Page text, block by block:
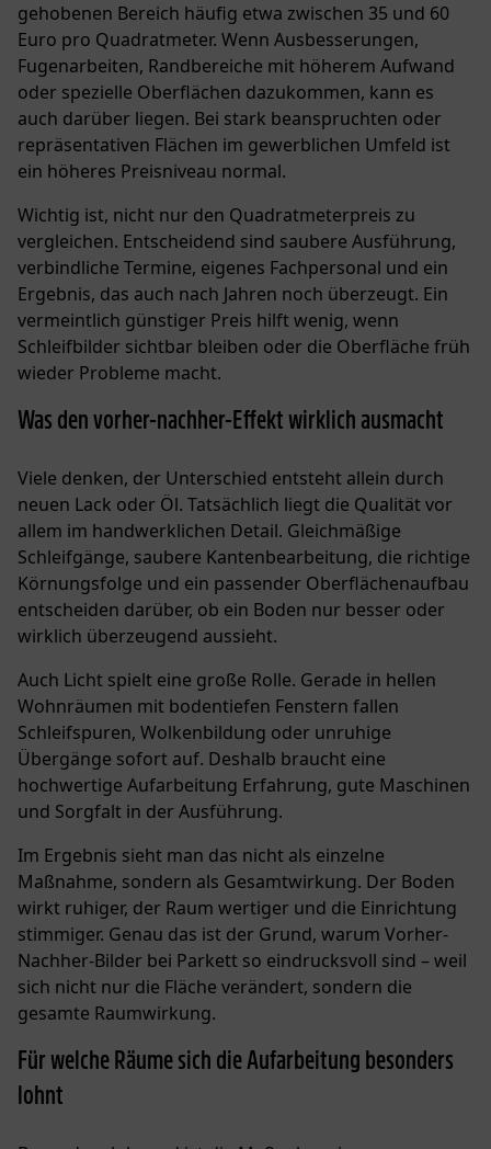
gehobenen Bereich häufig etwa zwischen 35 und 60
Euro pro Quadratmeter. Wenn Ausbesserungen,
Fugenarbeiten, Randbereiche mit höherem Aufwand
oder spezielle Oberflächen dazukommen, kann es
auch darüber liegen. Bei stark beanspruchten oder
repräsentativen Flächen im gewerblichen Umfeld ist
ein höheres Preisniveau normal.
Wichtig ist, nicht nur den Quadratmeterpreis zu
vergleichen. Entscheidend sind saubere Ausführung,
verbindliche Termine, eigenes Fachpersonal und ein
Ergebnis, das auch nach Jahren noch überzeugt. Ein
vermeintlich günstiger Preis hilft wenig, wenn
Schleifbilder sichtbar bleiben oder die Oberfläche früh
wieder Probleme macht.
Was den vorher-nachher-Effekt wirklich ausmacht
Viele denken, der Unterschied entsteht allein durch
neuen Lack oder Öl. Tatsächlich liegt die Qualität vor
allem im handwerklichen Detail. Gleichmäßige
Schleifgänge, saubere Kantenbearbeitung, die richtige
Körnungsfolge und ein passender Oberflächenaufbau
entscheiden darüber, ob ein Boden nur besser oder
wirklich überzeugend aussieht.
Auch Licht spielt eine große Rolle. Gerade in hellen
Wohnräumen mit bodentiefen Fenstern fallen
Schleifspuren, Wolkenbildung oder unruhige
Übergänge sofort auf. Deshalb braucht eine
hochwertige Aufarbeitung Erfahrung, gute Maschinen
und Sorgfalt in der Ausführung.
Im Ergebnis sieht man das nicht als einzelne
Maßnahme, sondern als Gesamtwirkung. Der Boden
wirkt ruhiger, der Raum wertiger und die Einrichtung
stimmiger. Genau das ist der Grund, warum Vorher-
Nachher-Bilder bei Parkett so eindrucksvoll sind – weil
sich nicht nur die Fläche verändert, sondern die
gesamte Raumwirkung.
Für welche Räume sich die Aufarbeitung besonders
lohnt